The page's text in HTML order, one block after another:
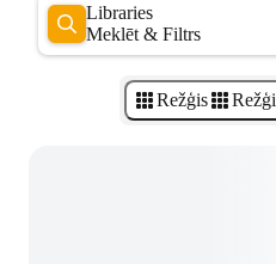
Libraries
Meklēt & Filtrs
Režģis